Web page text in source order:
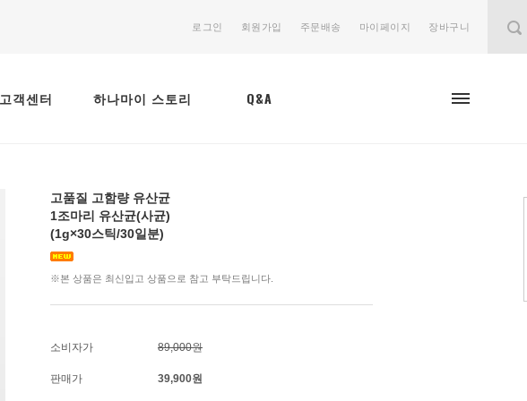
로그인 회원가입 주문배송 마이페이지 장바구니
고객센터 하나마이 스토리 Q&A
고품질 고함량 유산균
1조마리 유산균(사균)
(1g×30스틱/30일분)
※본 상품은 최신입고 상품으로 참고 부탁드립니다.
소비자가 89,000원
판매가 39,900원